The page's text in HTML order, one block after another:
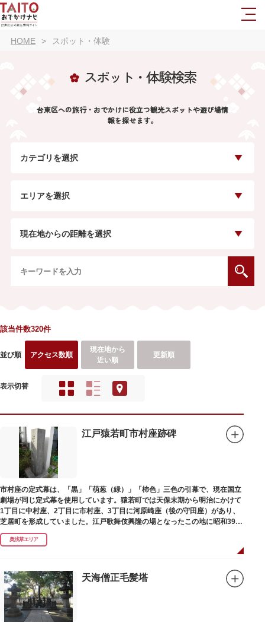
HOME スポット・体験
スポット・体験検索
台東区への旅行・おでかけに役立つ観光スポットや遊び場情
報を探せます。
カテゴリを選択
エリアを選択
現在地からの距離を選択
該当件数320件
並び順 アクセス数順
現在地から
近い順
更新順
表示切替
江戸猿若町市村座跡碑
市村座の定式幕は、「黒」「萌葱（緑）」「柿色」三色の引幕で、現在国立
劇場が同じ定式幕を使用しています。猿若町では天保末期から明治にかけて
1丁目に中村座、2丁目に市村座、3丁目に河原崎座（後の守田座）があり、
芝居町を形成していました。江戸歌舞伎興隆の場となったこの地に昭和39年
（1964）に跡碑が建てられました。
奥浅草エリア
天海僧正毛髪塔